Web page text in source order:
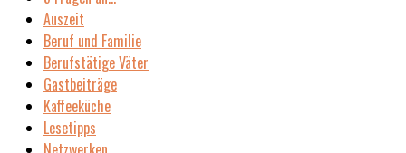
Auszeit
Beruf und Familie
Berufstätige Väter
Gastbeiträge
Kaffeeküche
Lesetipps